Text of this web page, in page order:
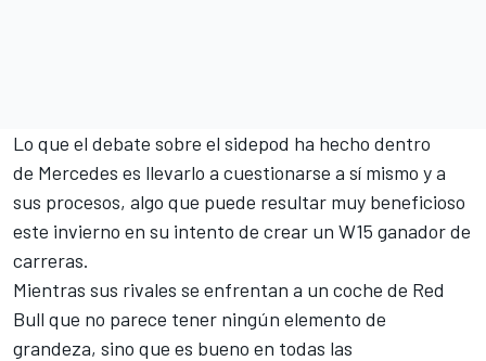
Lo que el debate sobre el sidepod ha hecho dentro
de Mercedes es llevarlo a cuestionarse a sí mismo y a
sus procesos, algo que puede resultar muy beneficioso
este invierno en su intento de crear un W15 ganador de
carreras.
Mientras sus rivales se enfrentan a un coche de Red
Bull que no parece tener ningún elemento de
grandeza, sino que es bueno en todas las